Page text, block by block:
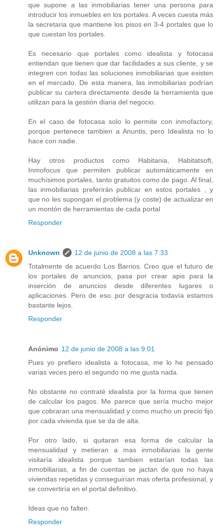
que supone a las inmobiliarias tener una persona para
introducir los inmuebles en los portales. A veces cuesta más
la secretaria que mantiene los pisos en 3-4 portales que lo
que cuestan los portales.
Es necesario que portales como idealista y fotocasa
entiendan que tienen que dar facilidades a sus cliente, y se
integren con todas las soluciones inmobiliarias que existen
en el mercado. De esta manera, las inmobiliarias podrían
publicar su cartera directamente desde la herramienta que
utilizan para la gestión diaria del negocio.
En el caso de fotocasa solo lo permite con inmofactory,
porque pertenece tambien a Anuntis, pero Idealista no lo
hace con nadie.
Hay otros productos como Habitania, Habitatsoft,
Inmofocus que permiten publicar automáticamente en
muchísimos portales, tanto gratuitos como de pago. Al final,
las inmobiliarias preferirán publicar en estos portales , y
que no les supongan el problema (y coste) de actualizar en
un montón de herramientas de cada portal
Responder
Unknown
12 de junio de 2008 a las 7:33
Totalmente de acuerdo Los Barrios. Creo que el futuro de
los portales de anuncios, pasa por crear apis para la
inserción de anuncios desde diferentes lugares o
aplicaciones. Pero de eso..por desgracia todavía estamos
bastante lejos.
Responder
Anónimo 12 de junio de 2008 a las 9:01
Pues yo prefiero idealista a fotocasa, me lo he pensado
varias veces pero el segundo no me gusta nada.
No obstante no contraté idealista por la forma que tienen
de calcular los pagos. Me parece que sería mucho mejor
que cobraran una mensualidad y como mucho un precio fijo
por cada vivienda que se da de alta.
Por otro lado, si quitaran esa forma de calcular la
mensualidad y metieran a mas inmobiliarias la gente
visitaría idealista porque tambien estarían todas las
inmobiliarias, a fin de cuentas se jactan de que no haya
viviendas repetidas y conseguirían mas oferta profesional, y
se convertiría en el portal definitivo.
Ideas que no falten.
Responder